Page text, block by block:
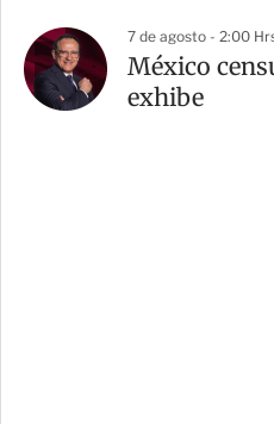
7 de agosto - 2:00
México
exhibe